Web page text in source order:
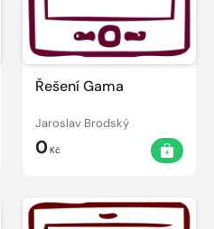
Řešení Gama
Jaroslav Brodský
0Kč